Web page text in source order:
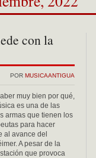
con la
POR MUSICAANTIGUA
muy bien por qué,
es una de las
armas que tienen los
para hacer
al avance del
A pesar de la
que provoca